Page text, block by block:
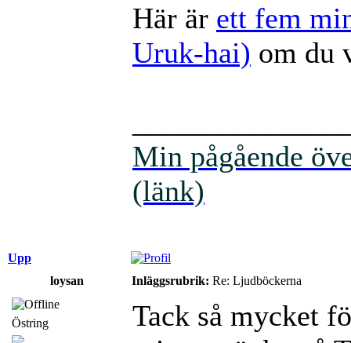
Här är ett fem
Uruk-hai) om du
Min pågående
(länk)
Upp
loysan
Inläggsrubrik: Re: Ljudböckerna
Östring
Tack så mycket